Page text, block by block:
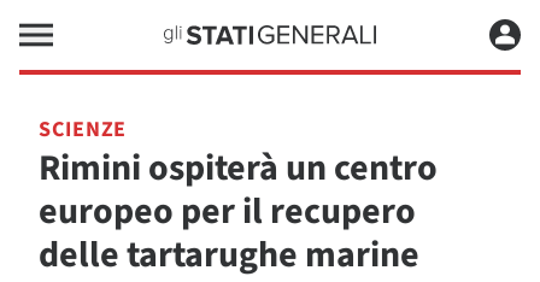
SCIENZE
Rimini ospiterà un centro
europeo per il recupero
delle tartarughe marine